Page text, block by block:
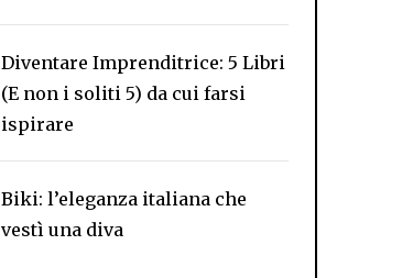
Diventare Imprenditrice: 5 Libri
(E non i soliti 5) da cui farsi
ispirare
Biki: l’eleganza italiana che
vestì una diva